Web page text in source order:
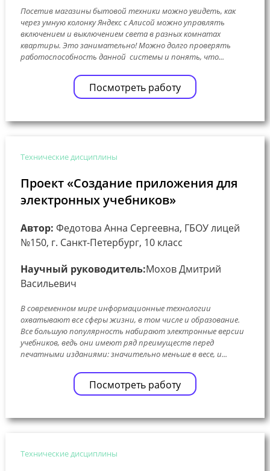
Посетив магазины бытовой техники можно увидеть, как
через умную колонку Яндекс с Алисой можно управлять
включением и выключением света в разных комнатах
квартиры. Это занимательно! Можно долго проверять
работоспособность данной системы и понять, что...
Посмотреть работу
Технические дисциплины
Проект «Создание приложения для
электронных учебников»
Автор: Федотова Анна Сергеевна, ГБОУ лицей
№150, г. Санкт-Петербург, 10 класс
Научный руководитель:Мохов Дмитрий
Васильевич
В современном мире информационные технологии
охватывают все сферы жизни, в том числе и образование.
Все большую популярность набирают электронные версии
учебников, ведь они имеют ряд преимуществ перед
печатными изданиями: значительно меньше в весе, и...
Посмотреть работу
Технические дисциплины